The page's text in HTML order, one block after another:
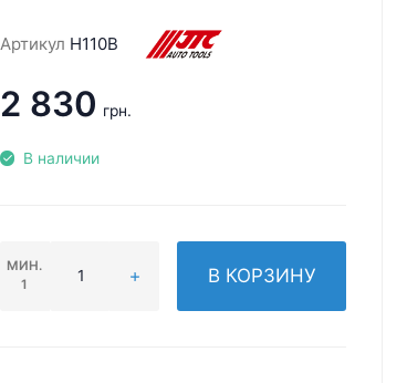
Артикул H110B
2 830 грн.
В наличии
МИН.
1
В КОРЗИНУ